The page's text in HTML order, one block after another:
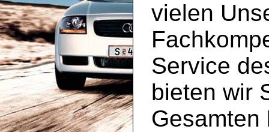
vielen
Service
bieten wir
Gesamten